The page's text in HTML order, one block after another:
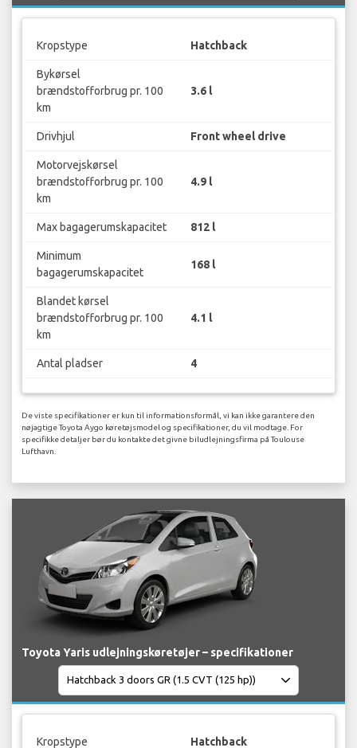
Kropstype Hatchback
Bykørsel
brændstofforbrug pr. 100
km
3.6 l
Drivhjul Front wheel drive
Motorvejskørsel
brændstofforbrug pr. 100
km
4.9 l
Max bagagerumskapacitet 812 l
Minimum
bagagerumskapacitet
168 l
Blandet kørsel
brændstofforbrug pr. 100
km
4.1 l
Antal pladser 4
De viste specifikationer er kun til informationsformål, vi kan ikke garantere den
nøjagtige Toyota Aygo køretøjsmodel og specifikationer, du vil modtage. For
specifikke detaljer bør du kontakte det givne biludlejningsfirma på Toulouse
Lufthavn.
Toyota Yaris udlejningskøretøjer – specifikationer
Kropstype Hatchback